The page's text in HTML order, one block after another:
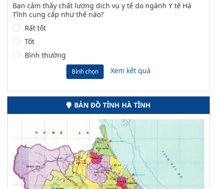
Bạn cảm thấy chất lượng dịch vụ y tế do ngành Y tế Hà
Tĩnh cung cấp như thế nào?
Rất tốt
Tốt
Bình thường
Bình chọn Xem kết quả
BẢN ĐỒ TỈNH HÀ TĨNH